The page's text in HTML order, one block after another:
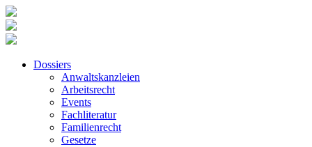
Dossiers
Anwaltskanzleien
Arbeitsrecht
Events
Fachliteratur
Familienrecht
Gesetze